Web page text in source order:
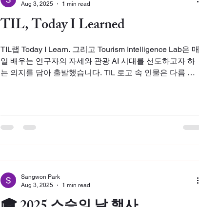
TIL, Today I Learned
TIL랩 Today I Learn. 그리고 Tourism Intelligence Lab은 매
일 배우는 연구자의 자세와 관광 AI 시대를 선도하고자 하
는 의지를 담아 출발했습니다. TIL 로고 속 인물은 다름 아
Aug 3, 2025
1 min read
Sangwon Park
Aug 3, 2025
1 min read